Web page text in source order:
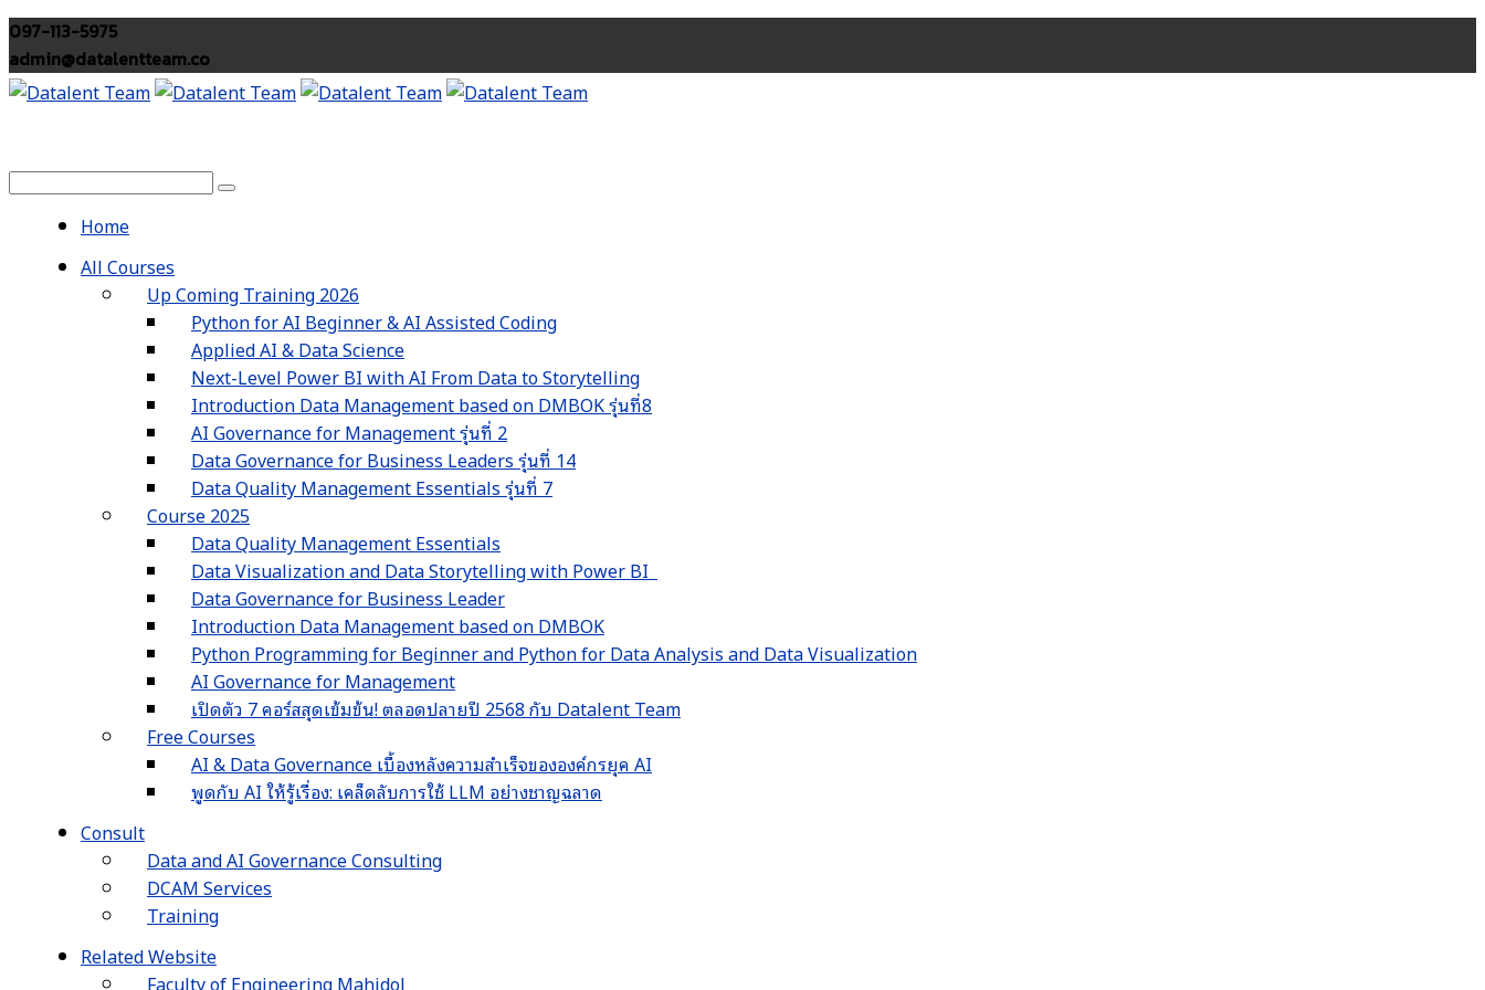
097-113-5975
admin@datalentteam.co
Home
All Courses
Up Coming Training 2026
Python for AI Beginner & AI Assisted Coding
Applied AI & Data Science
Next-Level Power BI with AI From Data to Storytelling
Introduction Data Management based on DMBOK รุ่นที่8
AI Governance for Management รุ่นที่ 2
Data Governance for Business Leaders รุ่นที่ 14
Data Quality Management Essentials รุ่นที่ 7
Course 2025
Data Quality Management Essentials
Data Visualization and Data Storytelling with Power BI
Data Governance for Business Leader
Introduction Data Management based on DMBOK
Python Programming for Beginner and Python for Data Analysis and Data Visualization
AI Governance for Management
เปิดตัว 7 คอร์สสุดเข้มข้น! ตลอดปลายปี 2568 กับ Datalent Team
Free Courses
AI & Data Governance เบื้องหลังความสำเร็จขององค์กรยุค AI
พูดกับ AI ให้รู้เรื่อง: เคล็ดลับการใช้ LLM อย่างชาญฉลาด
Consult
Data and AI Governance Consulting
DCAM Services
Training
Related Website
Faculty of Engineering Mahidol